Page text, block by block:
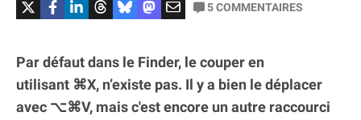
5COMMENTAIRES
Par défaut dans le Finder, le couper en
utilisant ⌘X, n’existe pas. Il y a bien le déplacer
avec ⌥⌘V, mais c'est encore un autre raccourci